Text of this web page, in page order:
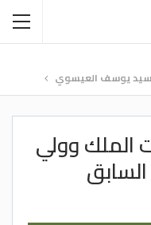
يوسف العيسوي
الملك وولي